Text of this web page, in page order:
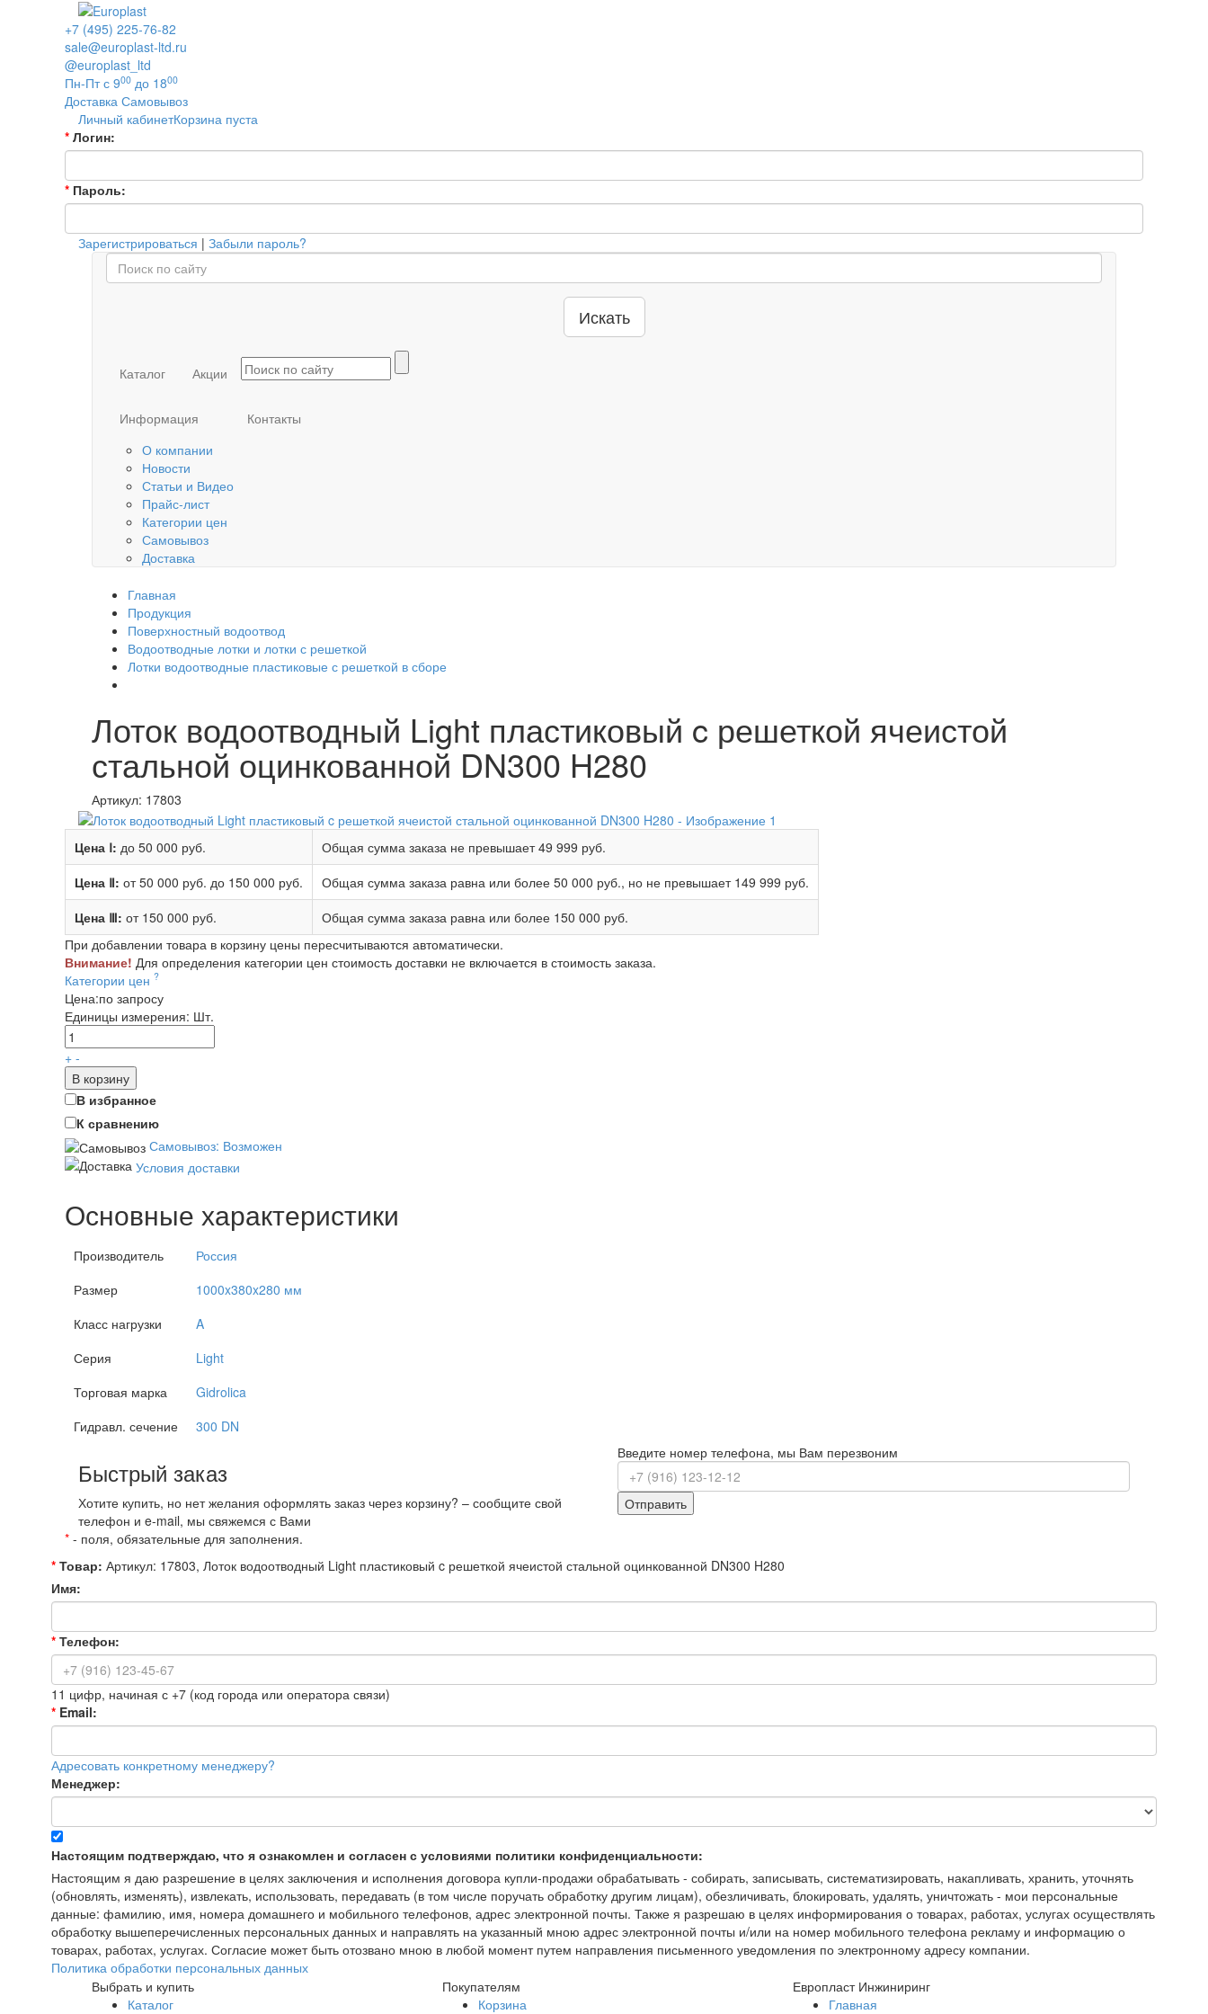
+7 (495) 225-76-82
sale@europlast-ltd.ru
@europlast_ltd
Пн-Пт с 900 до 1800
Доставка Самовывоз
Личный кабинетКорзина пуста
* Логин:
* Пароль:
Зарегистрироваться | Забыли пароль?
Искать
Каталог Акции
Информация
О компании
Новости
Статьи и Видео
Прайс-лист
Категории цен
Самовывоз
Доставка
Контакты
Главная
Продукция
Поверхностный водоотвод
Водоотводные лотки и лотки с решеткой
Лотки водоотводные пластиковые с решеткой в сборе
Лоток водоотводный Light пластиковый c решеткой ячеистой
стальной оцинкованной DN300 H280
Артикул: 17803
Цена Ⅰ: до 50 000 руб. Общая сумма заказа не превышает49 999 руб.
Цена Ⅱ: от 50 000 руб. до 150 000 руб. Общая сумма заказа равна или более 50 000 руб., но не превышает 149 999 руб.
Цена Ⅲ: от 150 000 руб. Общая сумма заказа равна или более 150 000 руб.
При добавлении товара в корзину цены пересчитываются автоматически.
Внимание! Для определения категории цен стоимость доставки не включается в стоимость заказа.
Категории цен ?
Цена:по запросу
Единицы измерения: Шт.
+ -
В корзину
В избранное
К сравнению
Самовывоз: Возможен
Условия доставки
Основные характеристики
Производитель
Россия
Размер
1000x380x280 мм
Класс нагрузки
A
Серия
Light
Торговая марка
Gidrolica
Гидравл. сечение
300 DN
Быстрый заказ
Хотите купить, но нет желания оформлять заказ через корзину? – сообщите свой
телефон и e-mail, мы свяжемся с Вами
Введите номер телефона, мы Вам перезвоним
Отправить
* - поля, обязательные для заполнения.
* Товар: Артикул: 17803, Лоток водоотводный Light пластиковый c решеткой ячеистой стальной оцинкованной DN300 H280
Имя:
* Телефон:
11 цифр, начиная с +7 (код города или оператора связи)
* Email:
Адресовать конкретному менеджеру?
Менеджер:
Настоящим подтверждаю, что я ознакомлен и согласен с условиями политики конфиденциальности:
Настоящим я даю разрешение в целях заключения и исполнения договора купли-продажи обрабатывать - собирать, записывать, систематизировать, накапливать, хранить, уточнять
(обновлять, изменять), извлекать, использовать, передавать (в том числе поручать обработку другим лицам), обезличивать, блокировать, удалять, уничтожать - мои персональные
данные: фамилию, имя, номера домашнего и мобильного телефонов, адрес электронной почты. Также я разрешаю в целях информирования о товарах, работах, услугах осуществлять
обработку вышеперечисленных персональных данных и направлять на указанный мною адрес электронной почты и/или на номер мобильного телефона рекламу и информацию о
товарах, работах, услугах. Согласие может быть отозвано мною в любой момент путем направления письменного уведомления по электронному адресу компании.
Политика обработки персональных данных
Выбрать и купить
Каталог
Покупателям
Корзина
Европласт Инжиниринг
Главная